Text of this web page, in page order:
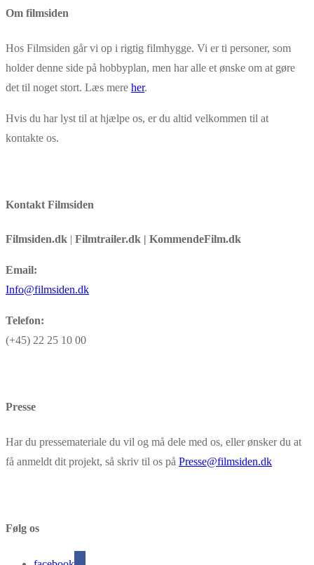
Om filmsiden
Hos Filmsiden går vi op i rigtig filmhygge. Vi er ti personer, som
holder denne side på hobbyplan, men har alle et ønske om at gøre
det til noget stort. Læs mere her.
Hvis du har lyst til at hjælpe os, er du altid velkommen til at
kontakte os.
Kontakt Filmsiden
Filmsiden.dk | Filmtrailer.dk | KommendeFilm.dk
Email:
Info@filmsiden.dk
Telefon:
(+45) 22 25 10 00
Presse
Har du pressemateriale du vil og må dele med os, eller ønsker du at
få anmeldt dit projekt, så skriv til os på Presse@filmsiden.dk
Følg os